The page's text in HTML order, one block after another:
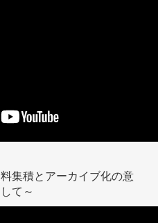
集積とアーカイブ化の意
て～